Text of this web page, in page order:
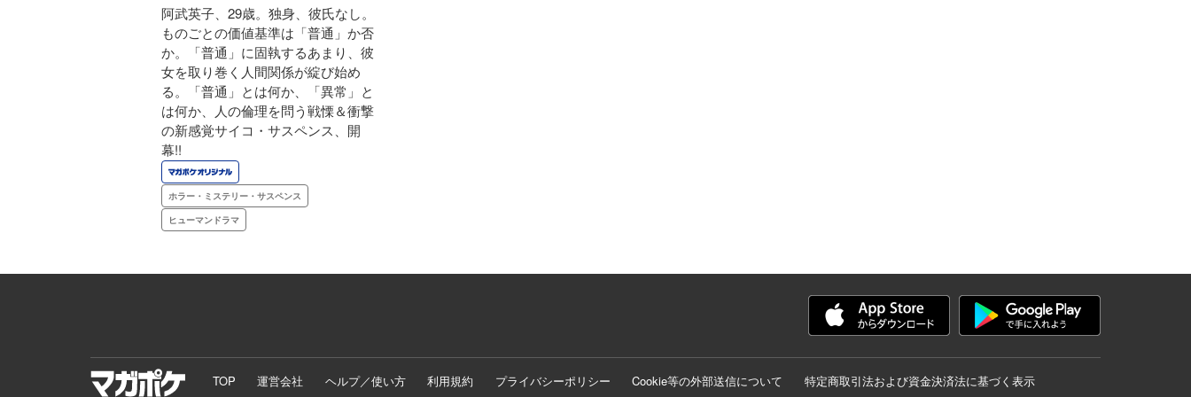
阿武英子、29歳。独身、彼氏なし。
ものごとの価値基準は「普通」か否
か。「普通」に固執するあまり、彼
女を取り巻く人間関係が綻び始め
る。「普通」とは何か、「異常」と
は何か、人の倫理を問う戦慄＆衝撃
の新感覚サイコ・サスペンス、開
幕!!
ホラー・ミステリー・サスペンス
ヒューマンドラマ
TOP 運営会社 ヘルプ／使い方 利用規約 プライバシーポリシー Cookie等の外部送信について
特定商取引法および資金決済法に基づく表示